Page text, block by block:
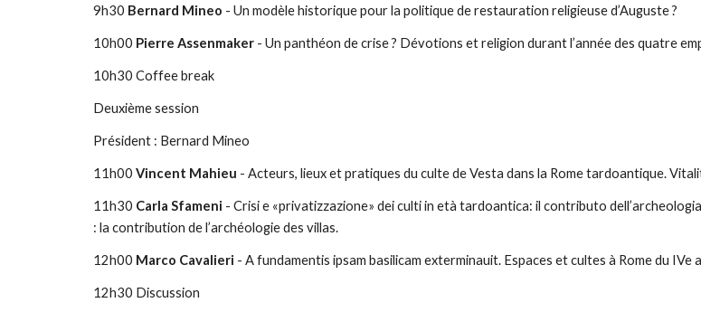
9h30 Bernard Mineo - Un modèle historique pour la politique de restauration religieuse d’Auguste ?
10h00 Pierre Assenmaker- Un panthéon de crise ? Dévotions et religion durant l’année des quatre
10h30 Coffee break
Deuxième session
Président : Bernard Mineo
11h00 Vincent Mahieu - Acteurs, lieux et pratiques du culte de Vesta dans la Rome tardoantique.
11h30 Carla Sfameni - Crisi e «privatizzazione» dei culti in età tardoantica: il contributo
: la contribution de l’archéologie des villas.
12h00 Marco Cavalieri - A fundamentis ipsam basilicam exterminauit. Espaces et cultes à Rome du IVe
12h30 Discussion